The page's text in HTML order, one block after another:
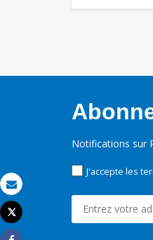
Email
Imprimer
Tweet
Notifications sur
J'accepte les